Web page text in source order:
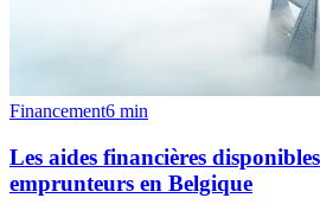
Financement6 min
Les aides financières
emprunteurs en Belgique